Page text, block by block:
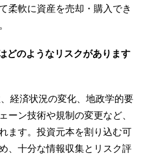
柔軟に資産を売却・購入でき
どのようなリスクがあります
経済状況の変化、地政学的要
ーン技術や規制の変更など、
ます。投資元本を割り込む可
、十分な情報収集とリスク評